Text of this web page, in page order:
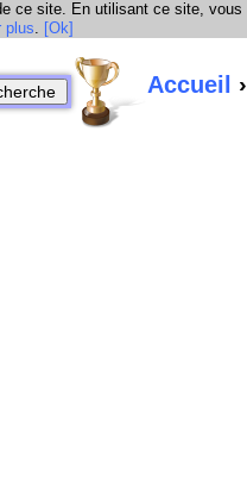
ce site. En utilisant ce site, vous
plus. [Ok]
Accueil